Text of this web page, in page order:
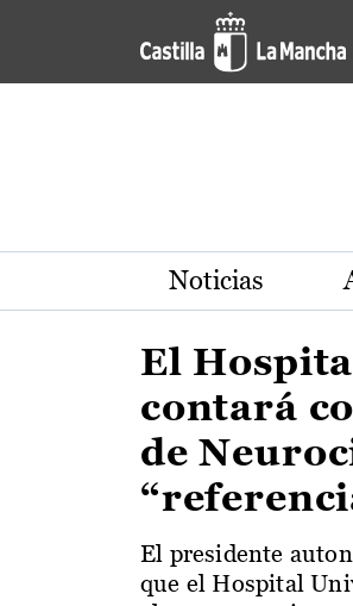
Pasar al contenido principal
Actualidad de la
Noticias
El
contará
de
El presidente
que el Hospital